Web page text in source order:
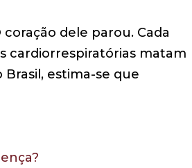
dele parou. Cada
cardiorrespiratórias matam
estima-se que